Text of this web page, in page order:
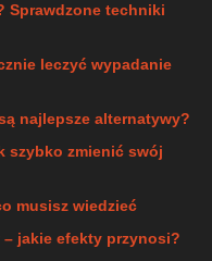
Sprawdzone techniki
leczyć wypadanie
najlepsze alternatywy?
szybko zmienić swój
musisz wiedzieć
jakie efekty przynosi?